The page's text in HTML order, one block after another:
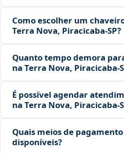
Como escolher um
Terra Nova, Piracicaba‑SP?
Quanto tempo demora
na Terra Nova,
É possível agendar
na Terra Nova,
Quais meios de
disponíveis?